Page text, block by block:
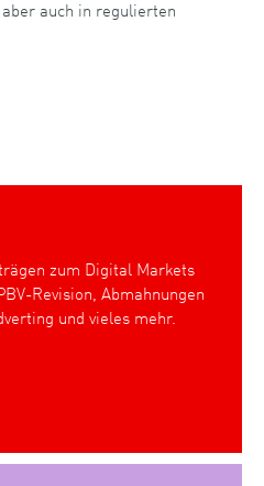
auch in regulierten
zum Digital Markets
Revision, Abmahnungen
und vieles mehr.